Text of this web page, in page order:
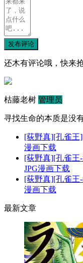
发布评论
还木有评论哦，快来
枯藤老树 管理员
寻找生命的本质是没
[荻野真][孔雀王
漫画下载
[荻野真][孔雀王
JPG漫画下载
[荻野真][孔雀王
漫画下载
最新文章